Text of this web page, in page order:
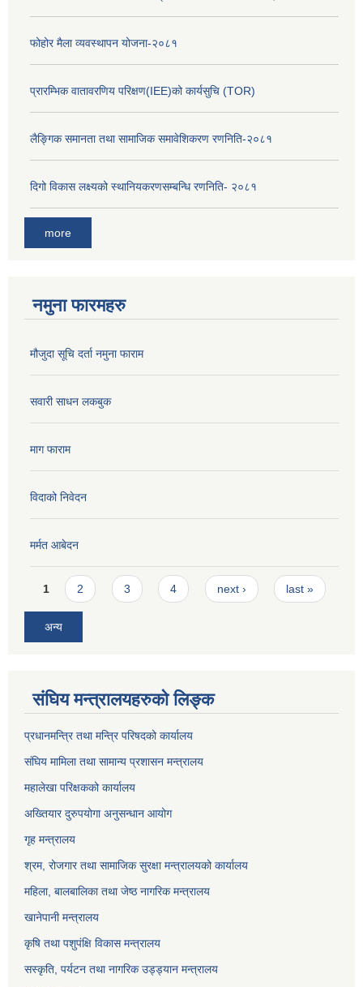
फोहोर मैला व्यवस्थापन योजना-२०८१
प्रारम्भिक वातावरणिय परिक्षण(IEE)को कार्यसुचि (TOR)
लैङ्‍गिक समानता तथा सामाजिक समावेशिकरण रणनिति-२०८१
दिगो विकास लक्ष्यको स्थानियकरणसम्बन्धि रणनिति- २०८१
more
नमुना फारमहरु
मौजुदा सूचि दर्ता नमुना फाराम
सवारी साधन लकबुक
माग फाराम
विदाको निवेदन
मर्मत आबेदन
Pages
1 2 3 4 next › last »
अन्य
संघिय मन्त्रालयहरुको लिङ्‍क
प्रधानमन्त्रि तथा मन्त्रि परिषदको कार्यालय
संघिय मामिला तथा सामान्य प्रशासन मन्त्रालय
महालेखा परिक्षकको कार्यालय
अख्तियार दुरुपयोगा अनुसन्धान आयोग
गृह मन्त्रालय
श्रम, रोजगार तथा सामाजिक सुरक्षा मन्त्रालयको कार्यालय
महिला, बालबालिका तथा जेष्ठ नागरिक मन्त्रालय
खानेपानी मन्त्रालय
कृषि तथा पशुपंक्षि विकास मन्त्रालय
सस्कृति, पर्यटन तथा नागरिक उड्ड्यान मन्त्रालय